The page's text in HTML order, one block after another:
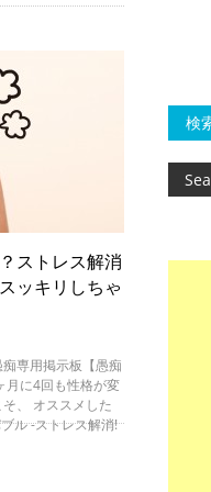
ストレス解消
ッキリしちゃ
専用掲示板【愚痴
月に4回も性格が変
、 オススメした
ル -ストレス解消!
検